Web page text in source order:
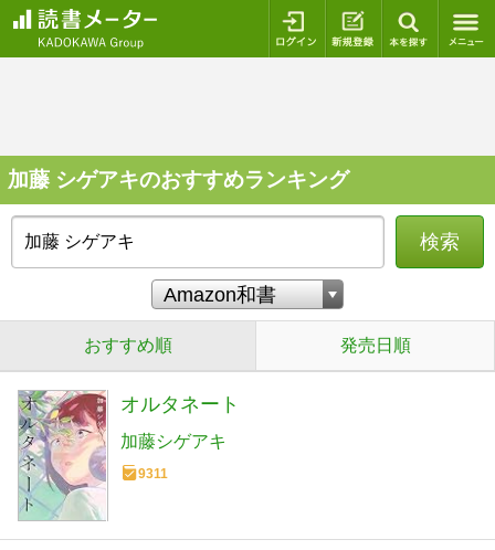
ログイン 新規登録
加藤 シゲアキのおすすめランキング
検索
おすすめ順 発売日順
オルタネート
加藤シゲアキ
9311